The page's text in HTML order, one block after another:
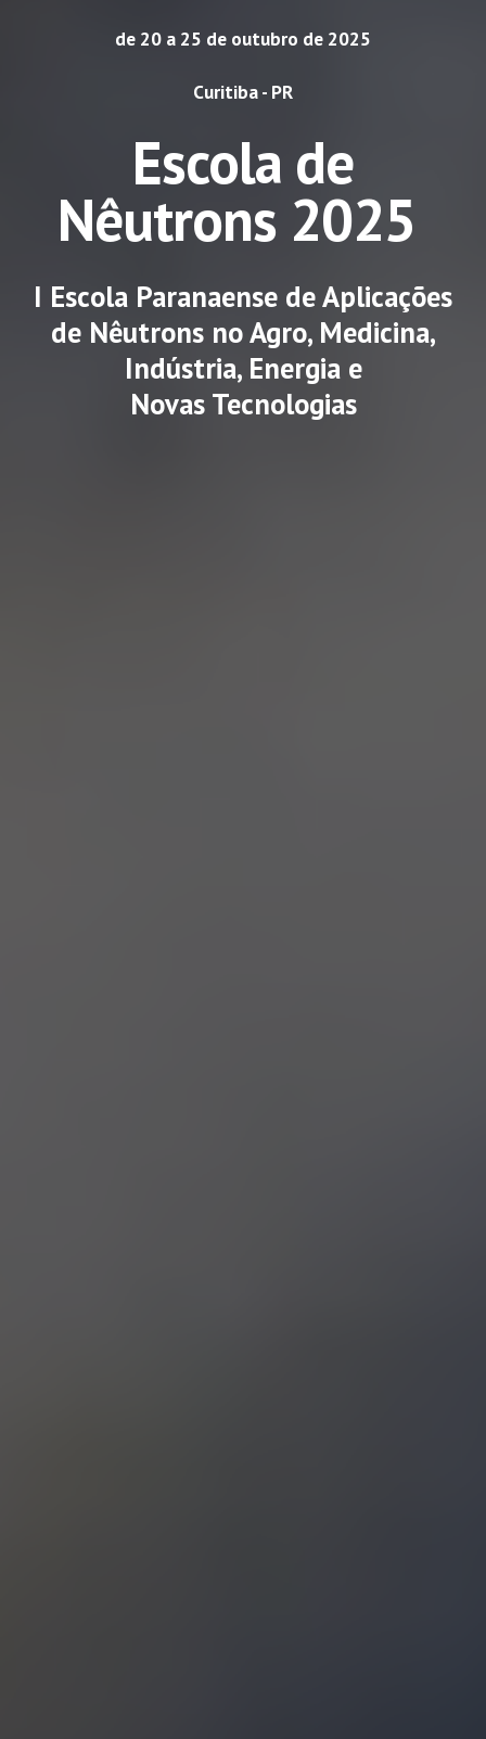
de 20 a 25 de outubro de 2025
Curitiba - PR
Escola de
Nêutrons 2025
I Escola Paranaense de Aplicações
de Nêutrons no Agro, Medicina,
Indústria, Energia e
Novas Tecnologias